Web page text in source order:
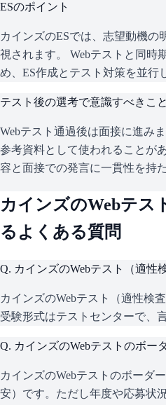
ESのポイント
カインズのESでは、志望動機の
視されます。 Webテストと同時
め、ES作成とテスト対策を並行
テスト後の選考で意識すべきこと
Webテスト通過後は面接に進み
参考資料として使われることが
容と面接での発言に一貫性を持
カインズのWebテス
るよくある質問
Q. カインズのWebテスト（適性
カインズのWebテスト（適性検
受験形式はテストセンターで、
Q. カインズのWebテストのボー
カインズのWebテストのボーダ
安）です。ただし年度や応募状